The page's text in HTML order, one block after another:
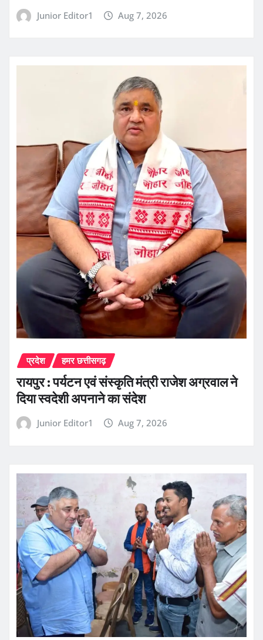
Junior Editor1 Aug 7, 2026
प्रदेश हमर छत्तीसगढ़
रायपुर : पर्यटन एवं संस्कृति मंत्री राजेश अग्रवाल ने
दिया स्वदेशी अपनाने का संदेश
Junior Editor1 Aug 7, 2026